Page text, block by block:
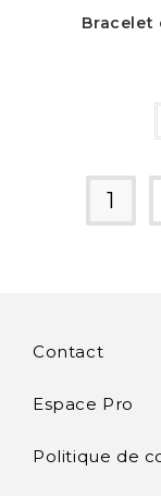
Bracelet
1
Contact
Espace Pro
Politique de